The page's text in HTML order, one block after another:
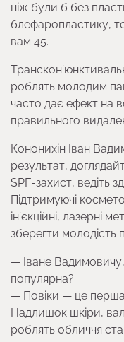
ніж були б без
блефаропластику,
вам 45.
роблять молодим
часто дає ефект на
правильного
Кононихін Іван
результат,
SPF-захист, ведіть
Підтримуючі
ін’єкційні, лазерні
зберегти молодість
— Іване
популярна?
— Повіки — це
Надлишок шкіри,
роблять обличчя